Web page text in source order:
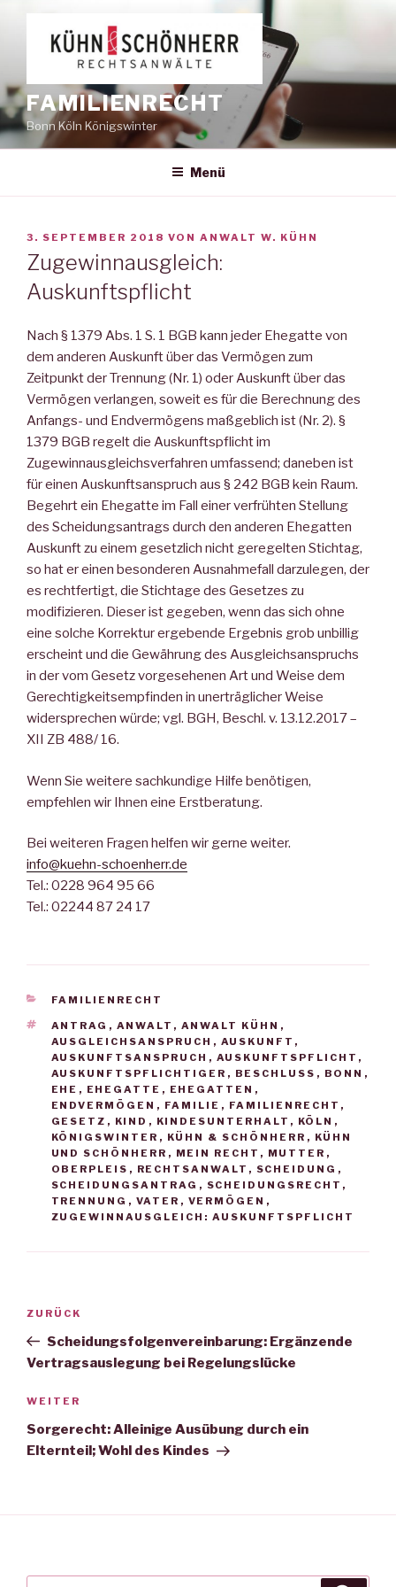
springen
FAMILIENRECHT
Bonn Köln Königswinter
Menü
VERÖFFENTLICHT
AM
3. SEPTEMBER 2018 VON ANWALT W. KÜHN
Zugewinnausgleich:
Auskunftspflicht
Nach § 1379 Abs. 1 S. 1 BGB kann jeder Ehegatte von
dem anderen Auskunft über das Vermögen zum
Zeitpunkt der Trennung (Nr. 1) oder Auskunft über das
Vermögen verlangen, soweit es für die Berechnung des
Anfangs- und Endvermögens maßgeblich ist (Nr. 2). §
1379 BGB regelt die Auskunftspflicht im
Zugewinnausgleichsverfahren umfassend; daneben ist
für einen Auskunftsanspruch aus § 242 BGB kein Raum.
Begehrt ein Ehegatte im Fall einer verfrühten Stellung
des Scheidungsantrags durch den anderen Ehegatten
Auskunft zu einem gesetzlich nicht geregelten Stichtag,
so hat er einen besonderen Ausnahmefall darzulegen, der
es rechtfertigt, die Stichtage des Gesetzes zu
modifizieren. Dieser ist gegeben, wenn das sich ohne
eine solche Korrektur ergebende Ergebnis grob unbillig
erscheint und die Gewährung des Ausgleichsanspruchs
in der vom Gesetz vorgesehenen Art und Weise dem
Gerechtigkeitsempfinden in unerträglicher Weise
widersprechen würde; vgl. BGH, Beschl. v. 13.12.2017 –
XII ZB 488/ 16.
Wenn Sie weitere sachkundige Hilfe benötigen,
empfehlen wir Ihnen eine Erstberatung.
Bei weiteren Fragen helfen wir gerne weiter.
info@kuehn-schoenherr.de
Tel.: 0228 964 95 66
Tel.: 02244 87 24 17
KATEGORIEN
FAMILIENRECHT
SCHLAGWÖRTER
ANTRAG , ANWALT , ANWALT KÜHN ,
AUSGLEICHSANSPRUCH , AUSKUNFT ,
AUSKUNFTSANSPRUCH , AUSKUNFTSPFLICHT ,
AUSKUNFTSPFLICHTIGER , BESCHLUSS , BONN ,
EHE , EHEGATTE , EHEGATTEN ,
ENDVERMÖGEN , FAMILIE , FAMILIENRECHT ,
GESETZ , KIND , KINDESUNTERHALT , KÖLN ,
KÖNIGSWINTER , KÜHN & SCHÖNHERR , KÜHN
UND SCHÖNHERR , MEIN RECHT , MUTTER ,
OBERPLEIS , RECHTSANWALT , SCHEIDUNG ,
SCHEIDUNGSANTRAG , SCHEIDUNGSRECHT ,
TRENNUNG , VATER , VERMÖGEN ,
ZUGEWINNAUSGLEICH: AUSKUNFTSPFLICHT
Beitragsnavigation
Vorheriger
Beitrag
ZURÜCK
Scheidungsfolgenvereinbarung: Ergänzende
Vertragsauslegung bei Regelungslücke
Nächster
Beitrag
WEITER
Sorgerecht: Alleinige Ausübung durch ein
Elternteil; Wohl des Kindes